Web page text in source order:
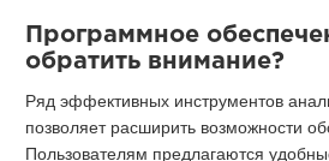
Программное
обратить внимание?
Ряд эффективных инструментов
позволяет расширить возможности
Пользователям предлагаются